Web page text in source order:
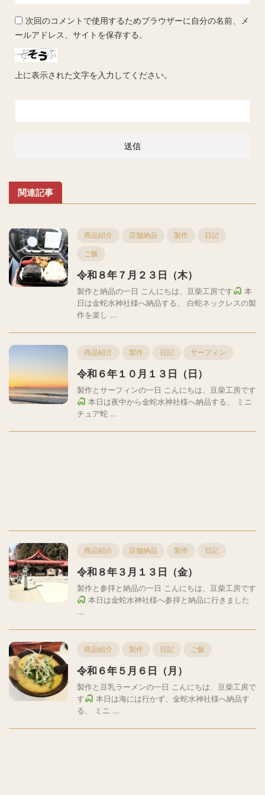
次回のコメントで使用するためブラウザーに自分の名前、メ
ールアドレス、サイトを保存する。
上に表示された文字を入力してください。
関連記事
商品紹介 店舗納品 製作 日記
ご飯
令和８年７月２３日（木）
製作と納品の一日 こんにちは、豆柴工房です
本
日は金蛇水神社様へ納品する、 白蛇ネックレスの製
作を楽し ...
商品紹介 製作 日記 サーフィン
令和６年１０月１３日（日）
製作とサーフィンの一日 こんにちは、豆柴工房です
本日は夜中から金蛇水神社様へ納品する、 ミニ
チュア蛇 ...
商品紹介 店舗納品 製作 日記
令和８年３月１３日（金）
製作と参拝と納品の一日 こんにちは、豆柴工房です
本日は金蛇水神社様へ参拝と納品に行きました
...
商品紹介 製作 日記 ご飯
令和６年５月６日（月）
製作と豆乳ラーメンの一日 こんにちは、豆柴工房で
す
本日は海には行かず、金蛇水神社様へ納品す
る、 ミニ ...